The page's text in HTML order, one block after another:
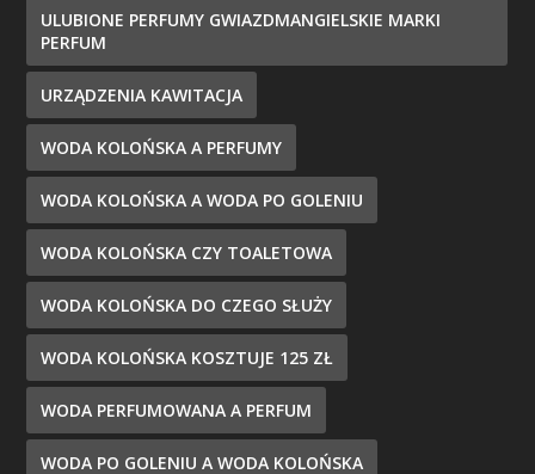
ULUBIONE PERFUMY GWIAZDMANGIELSKIE MARKI
PERFUM
URZĄDZENIA KAWITACJA
WODA KOLOŃSKA A PERFUMY
WODA KOLOŃSKA A WODA PO GOLENIU
WODA KOLOŃSKA CZY TOALETOWA
WODA KOLOŃSKA DO CZEGO SŁUŻY
WODA KOLOŃSKA KOSZTUJE 125 ZŁ
WODA PERFUMOWANA A PERFUM
WODA PO GOLENIU A WODA KOLOŃSKA